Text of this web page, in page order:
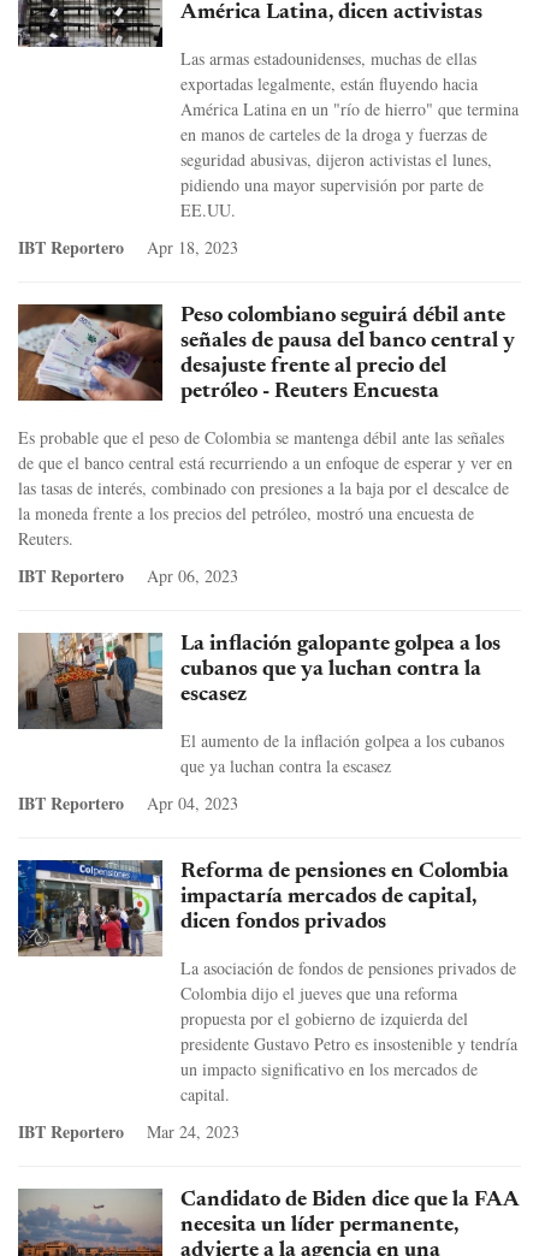
América Latina, dicen activistas
Las armas estadounidenses, muchas de ellas
exportadas legalmente, están fluyendo hacia
América Latina en un "río de hierro" que termina
en manos de carteles de la droga y fuerzas de
seguridad abusivas, dijeron activistas el lunes,
pidiendo una mayor supervisión por parte de
EE.UU.
IBT Reportero Apr 18, 2023
Peso colombiano seguirá débil ante
señales de pausa del banco central y
desajuste frente al precio del
petróleo - Reuters Encuesta
Es probable que el peso de Colombia se mantenga débil ante las señales
de que el banco central está recurriendo a un enfoque de esperar y ver en
las tasas de interés, combinado con presiones a la baja por el descalce de
la moneda frente a los precios del petróleo, mostró una encuesta de
Reuters.
IBT Reportero Apr 06, 2023
La inflación galopante golpea a los
cubanos que ya luchan contra la
escasez
El aumento de la inflación golpea a los cubanos
que ya luchan contra la escasez
IBT Reportero Apr 04, 2023
Reforma de pensiones en Colombia
impactaría mercados de capital,
dicen fondos privados
La asociación de fondos de pensiones privados de
Colombia dijo el jueves que una reforma
propuesta por el gobierno de izquierda del
presidente Gustavo Petro es insostenible y tendría
un impacto significativo en los mercados de
capital.
IBT Reportero Mar 24, 2023
Candidato de Biden dice que la FAA
necesita un líder permanente,
advierte a la agencia en una